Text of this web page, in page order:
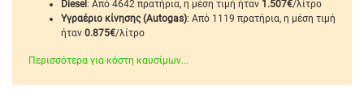
Diesel: Από 4642 πρατήρια, η μέση τιμή ήταν 1.507€/λίτρο
Υγραέριο κίνησης (Autogas): Από 1119 πρατήρια, η μέση τιμή
ήταν 0.875€/λίτρο
Περισσότερα για κόστη καυσίμων...